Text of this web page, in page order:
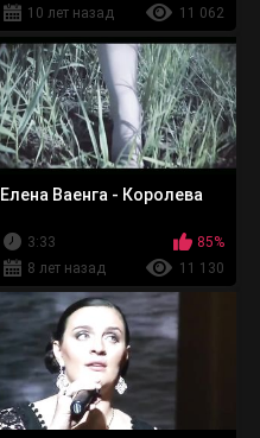
10 лет назад
11 062
Елена Ваенга - Королева
3:33
85%
8 лет назад
11 130